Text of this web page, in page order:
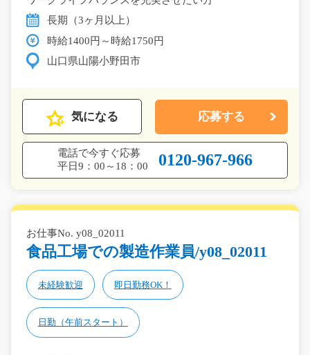
長期（3ヶ月以上）
時給1400円～時給1750円
山口県山陽小野田市
気になる 応募する
電話で今すぐ応募
平日9：00～18：00
0120-967-966
お仕事No. y08_02011
食品工場での製造作業員/y08_02011
未経験歓迎 即日勤務OK！
日勤（午前スタート）